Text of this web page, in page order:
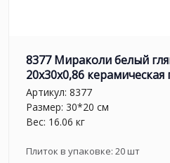
8377 Мираколи белый
20x30x0,86 керамическая
Артикул: 8377
Размер: 30*20 см
Вес: 16.06 кг
Плиток в упаковке: 20шт